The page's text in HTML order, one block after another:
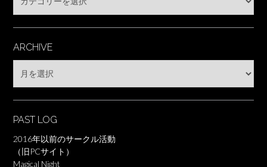
ARCHIVE
PAST LOG
2016年以前のサークル活動
（旧PCサイト）
Magical Night